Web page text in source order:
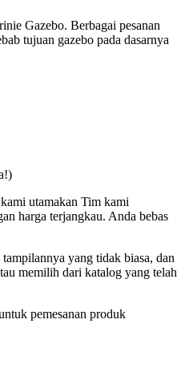
Gazebo. Berbagai pesanan
tujuan gazebo pada dasarnya
utamakan Tim kami
harga terjangkau. Anda bebas
yang tidak biasa, dan
memilih dari katalog yang telah
pemesanan produk